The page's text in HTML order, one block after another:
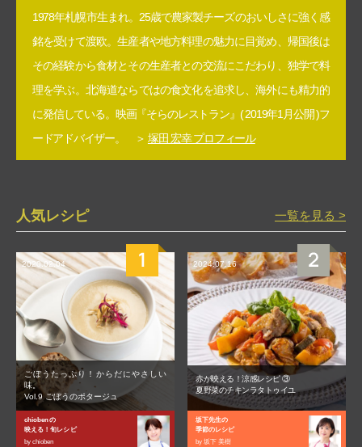
1978年札幌市生まれ。25歳で農家製チーズのおいしさに強く感
銘を受けて渡欧。生産者や地方料理の魅力に目覚め、帰国後は
その経験から食材とその生産者との交流にこだわり、独学で料
理を学ぶ。北海道ならではの食文化を追求し、海外にも精力的
に発信している。映画『そらのレストラン』( 2019年1月公開 )フ
ードアドバイザー。 ＞ 塚田 宏幸 プロフィール
人気レシピ 一覧を見る >
2020.02.04
ごぼうたっぷり！からだにやさしい
味。
Vol.9 ごぼうのポタージュ
chiobenの
映える！旬レシピ
by chioben
2024.07.16
赤が映える！涼感レシピ ③
夏野菜のチキンラタトゥイユ
坂下先生の
季節のレシピ
by 坂下 美樹